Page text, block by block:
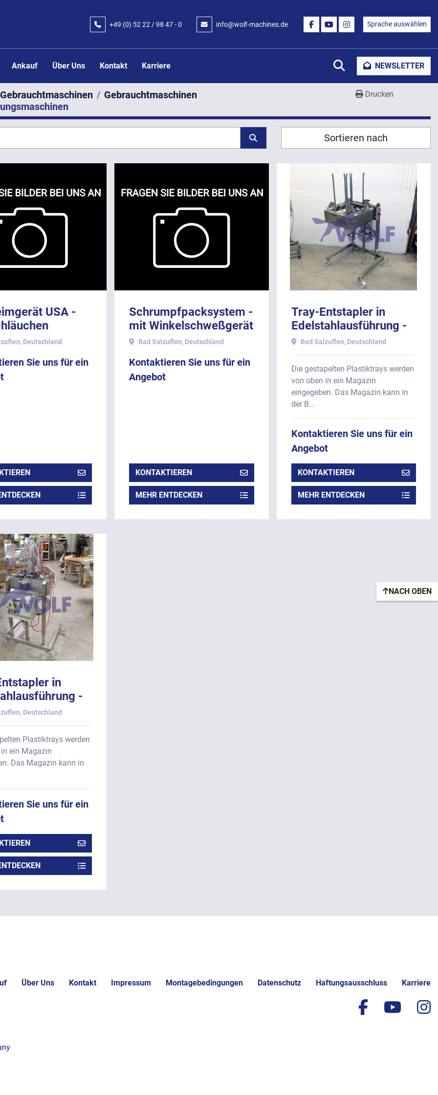
+49 (0) 52 22 / 98 47 - 0 info@wolf-machines.de
FACEBOOK
YOUTUBEINSTAGRAM
Sprache auswählen
Ankauf Über Uns Kontakt Karriere SucheNEWSLETTER
Gebrauchtmaschinen
Gebrauchtmaschinen
Drucken
Sortieren nach
USA -
Deutschland
Sie uns für ein
Schrumpfpacksystem -
mit Winkelschweßgerät
und Schrumpftunnel.
Bad Salzuflen, Deutschland
Kontaktieren Sie uns für ein
Angebot
KONTAKTIEREN
MEHR ENTDECKEN
Tray-Entstapler in
Edelstahlausführung -
für rechteckige
Produkttrays aus
Kunststoff.
Bad Salzuflen, Deutschland
Die gestapelten Plastiktrays werden
von oben in ein Magazin
eingegeben. Das Magazin kann in
der B...
Kontaktieren Sie uns für ein
Angebot
KONTAKTIEREN
MEHR ENTDECKEN
in
-
aus
Deutschland
Plastiktrays werden
ein Magazin
Das Magazin kann in
Sie uns für ein
NACH OBEN
Über Uns Kontakt Impressum Montagebedingungen Datenschutz Haftungsausschluss Karriere
facebook